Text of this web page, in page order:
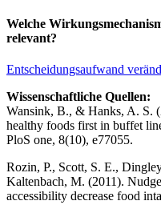
Welche
relevant?
Entscheidungsaufwand
Wissenschaftliche Quellen:
Wansink, B., & Hanks, A. S.
healthy foods first in buffet
PloS one, 8(10), e77055.
Rozin, P., Scott, S. E.,
Kaltenbach, M. (2011).
accessibility decrease food